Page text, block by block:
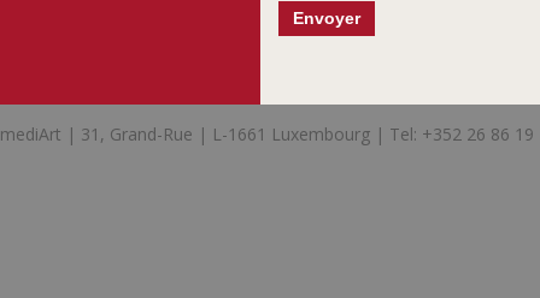
mediArt | 31, Grand-Rue | L-1661 Luxembourg | Tel: +352 26 86